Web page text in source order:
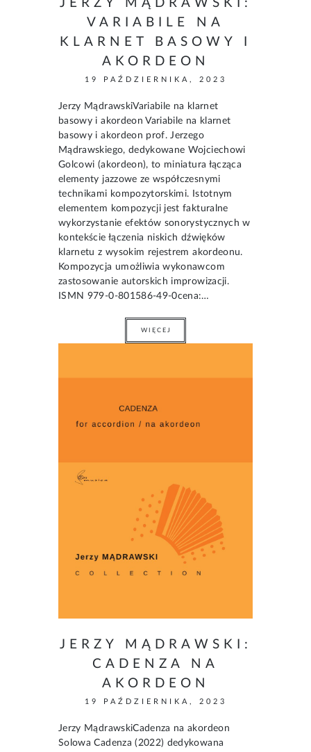
JERZY MĄDRAWSKI:
VARIABILE NA
KLARNET BASOWY I
AKORDEON
19 PAŹDZIERNIKA, 2023
Jerzy MądrawskiVariabile na klarnet
basowy i akordeon Variabile na klarnet
basowy i akordeon prof. Jerzego
Mądrawskiego, dedykowane Wojciechowi
Golcowi (akordeon), to miniatura łącząca
elementy jazzowe ze współczesnymi
technikami kompozytorskimi. Istotnym
elementem kompozycji jest fakturalne
wykorzystanie efektów sonorystycznych w
kontekście łączenia niskich dźwięków
klarnetu z wysokim rejestrem akordeonu.
Kompozycja umożliwia wykonawcom
zastosowanie autorskich improwizacji.
ISMN 979-0-801586-49-0cena:…
WIĘCEJ
JERZY MĄDRAWSKI:
CADENZA NA
AKORDEON
19 PAŹDZIERNIKA, 2023
Jerzy MądrawskiCadenza na akordeon
Solowa Cadenza (2022) dedykowana